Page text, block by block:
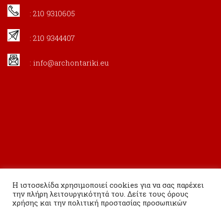
: 210 9310605
: 210 9344407
: info@archontariki.eu
Η ιστοσελίδα χρησιμοποιεί cookies για να σας παρέχει
την πλήρη λειτουργικότητά του. Δείτε τους όρους
χρήσης και την πολιτική προστασίας προσωπικών